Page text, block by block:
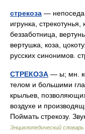
стрекоза — непоседа,
игрунка,
беззаботница,
вертушка, коза,
русских синонимов.
СТРЕКОЗА — ы; мн.
телом и большими
крыльев,
воздухе и
Поймать стрекозу.
Энциклопедический словарь